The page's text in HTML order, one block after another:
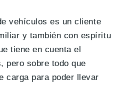
vehículos es un cliente
y también con espíritu
tiene en cuenta el
pero sobre todo que
carga para poder llevar